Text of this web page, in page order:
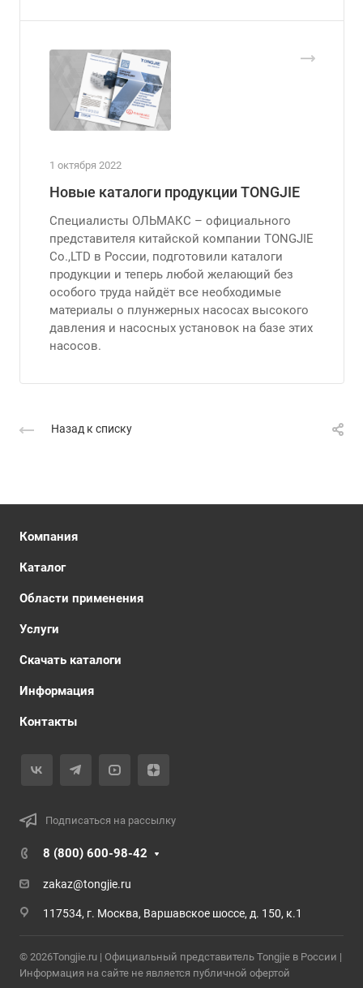
1 октября 2022
Новые каталоги продукции TONGJIE
Специалисты ОЛЬМАКС – официального
представителя китайской компании TONGJIE
Co.,LTD в России, подготовили каталоги
продукции и теперь любой желающий без
особого труда найдёт все необходимые
материалы о плунжерных насосах высокого
давления и насосных установок на базе этих
насосов.
Назад к списку
Компания
Каталог
Области применения
Услуги
Скачать каталоги
Информация
Контакты
Подписаться на рассылку
8 (800) 600-98-42
zakaz@tongjie.ru
117534, г. Москва, Варшавское шоссе, д. 150, к.1
© 2026Tongjie.ru | Официальный представитель Tongjie в России |
Информация на сайте не является публичной офертой